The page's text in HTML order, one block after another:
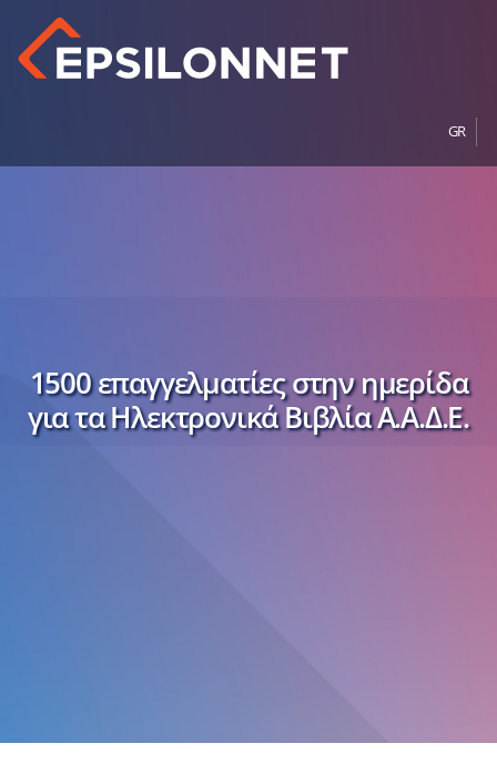
GR
1500 επαγγελματίες στην ημερίδα
για τα Ηλεκτρονικά Βιβλία Α.Α.Δ.Ε.